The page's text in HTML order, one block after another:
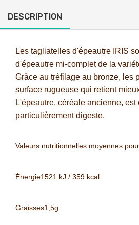
DESCRIPTION
Les tagliatelles d'épeautre IRIS
d'épeautre mi-complet de la
Grâce au tréfilage au bronze, les
surface rugueuse qui retient
L'épeautre, céréale ancienne, est
particulièrement digeste.
Valeurs nutritionnelles moyennes
Énergie1521 kJ / 359 kcal
Graisses1,5g